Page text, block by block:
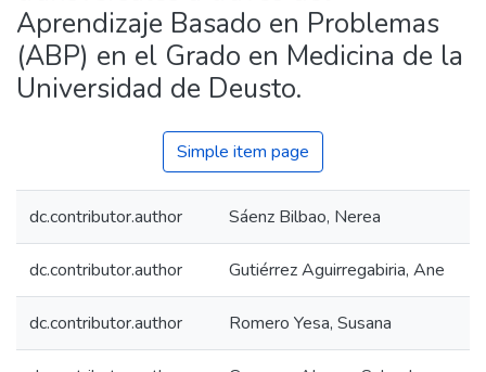
Collections
All of DSpace
Policies
Aprendizaje Basado en Problemas
(ABP) en el Grado en Medicina de la
Universidad de Deusto.
Simple item page
dc.contributor.author Sáenz Bilbao, Nerea
dc.contributor.author Gutiérrez Aguirregabiria, Ane
dc.contributor.author Romero Yesa, Susana